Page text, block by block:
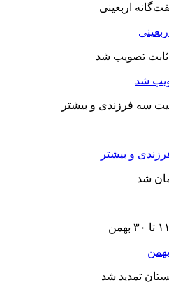
و بیشتر